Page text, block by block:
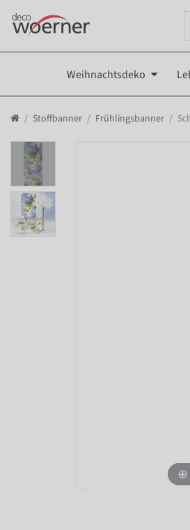
Weihnachtsdeko
Stoffbanner Frühlingsbanner